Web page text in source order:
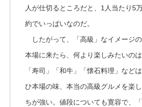
人が仕切るところだと、1人当たり5
約でいっぱいなのだ。
したがって、「高級」なイメージ
本場に来たら、何より楽しみたいのは
「寿司」「和牛」「懐石料理」など
ひ本場の味、本当の高級グルメを楽
ちが強い。値段についても寛容で、